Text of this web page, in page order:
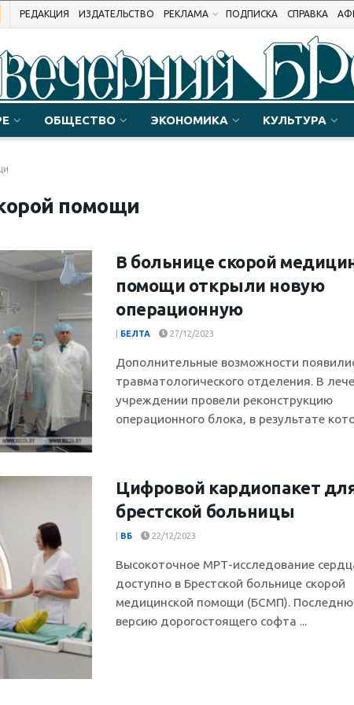
РЕДАКЦИЯ ИЗДАТЕЛЬСТВО РЕКЛАМА ПОДПИСКА СПРАВКА
ОБЩЕСТВО ЭКОНОМИКА КУЛЬТУРА
помощи
В больнице скорой
помощи открыли новую
операционную
БЕЛТА 27/12/2023
Дополнительные возможности
травматологического отделения. В
учреждении провели реконструкцию
операционного блока, в результате
Цифровой кардиопакет
брестской больницы
ВБ 22/12/2023
Высокоточное МРТ-исследование
доступно в Брестской больнице скорой
медицинской помощи (БСМП).
версию дорогостоящего софта ...